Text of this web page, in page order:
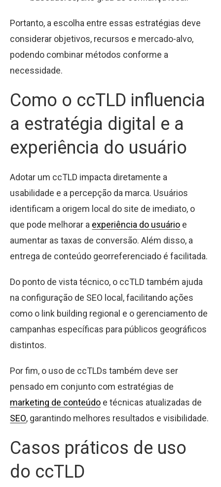
Portanto, a escolha entre essas estratégias deve
considerar objetivos, recursos e mercado-alvo,
podendo combinar métodos conforme a
necessidade.
Como o ccTLD influencia
a estratégia digital e a
experiência do usuário
Adotar um ccTLD impacta diretamente a
usabilidade e a percepção da marca. Usuários
identificam a origem local do site de imediato, o
que pode melhorar a experiência do usuário e
aumentar as taxas de conversão. Além disso, a
entrega de conteúdo georreferenciado é facilitada.
Do ponto de vista técnico, o ccTLD também ajuda
na configuração de SEO local, facilitando ações
como o link building regional e o gerenciamento de
campanhas específicas para públicos geográficos
distintos.
Por fim, o uso de ccTLDs também deve ser
pensado em conjunto com estratégias de
marketing de conteúdo e técnicas atualizadas de
SEO, garantindo melhores resultados e visibilidade.
Casos práticos de uso
do ccTLD